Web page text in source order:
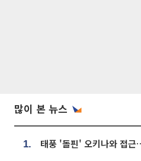
많이 본 뉴스
1.